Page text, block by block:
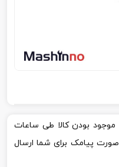
بودن کالا طی ساعات
پیامک برای شما ارسال